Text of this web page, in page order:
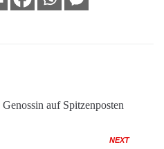
auf Spitzenposten
NEXT